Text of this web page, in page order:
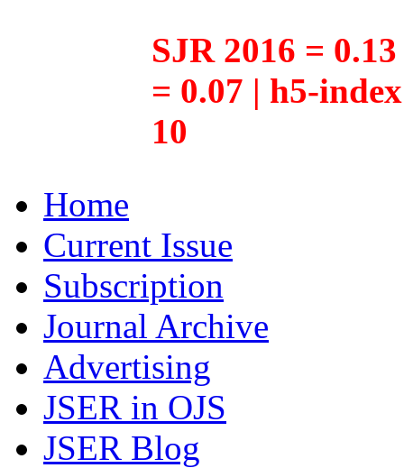
SJR 2016 =
= 0.07 | h5-
10
Home
Current Issue
Subscription
Journal Archive
Advertising
JSER in OJS
JSER Blog